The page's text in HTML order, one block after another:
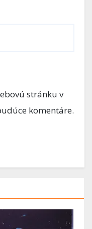
stránku v
komentáre.